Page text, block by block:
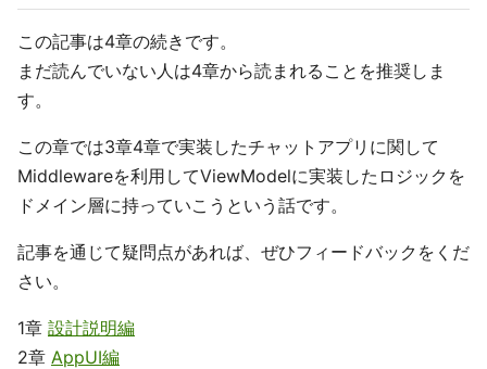
この記事は4章の続きです。
まだ読んでいない人は4章から読まれることを推奨しま
す。
この章では3章4章で実装したチャットアプリに関して
Middlewareを利用してViewModelに実装したロジックを
ドメイン層に持っていこうという話です。
記事を通じて疑問点があれば、ぜひフィードバックをくだ
さい。
1章 設計説明編
2章 AppUI編